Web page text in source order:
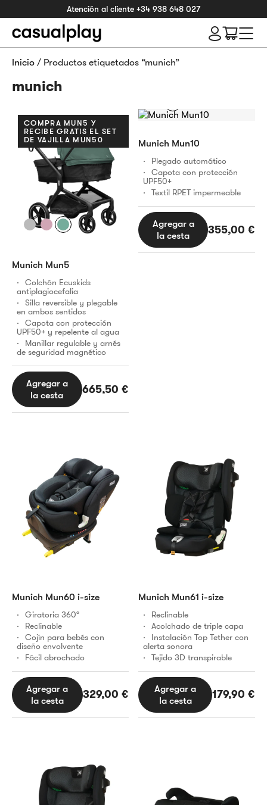
Atención al cliente +34 938 648 027
Inicio / Productos etiquetados “munich”
munich
COMPRA MUN5 Y
RECIBE GRATIS EL SET
DE VAJILLA MUN50
Munich Mun5
Colchón Ecuskids
antiplagiocefalia
Silla reversible y plegable
en ambos sentidos
Capota con protección
UPF50+ y repelente al agua
Manillar regulable y arnés
de seguridad magnético
Agregar a
la cesta
665,50 €
Munich Mun10
Plegado automático
Capota con protección
UPF50+
Textil RPET impermeable
Agregar a
la cesta
355,00 €
Munich Mun60 i-size
Giratoria 360º
Reclinable
Cojín para bebés con
diseño envolvente
Fácil abrochado
Agregar a
la cesta
329,00 €
Munich Mun61 i-size
Reclinable
Acolchado de triple capa
Instalación Top Tether con
alerta sonora
Tejido 3D transpirable
Agregar a
la cesta
179,90 €